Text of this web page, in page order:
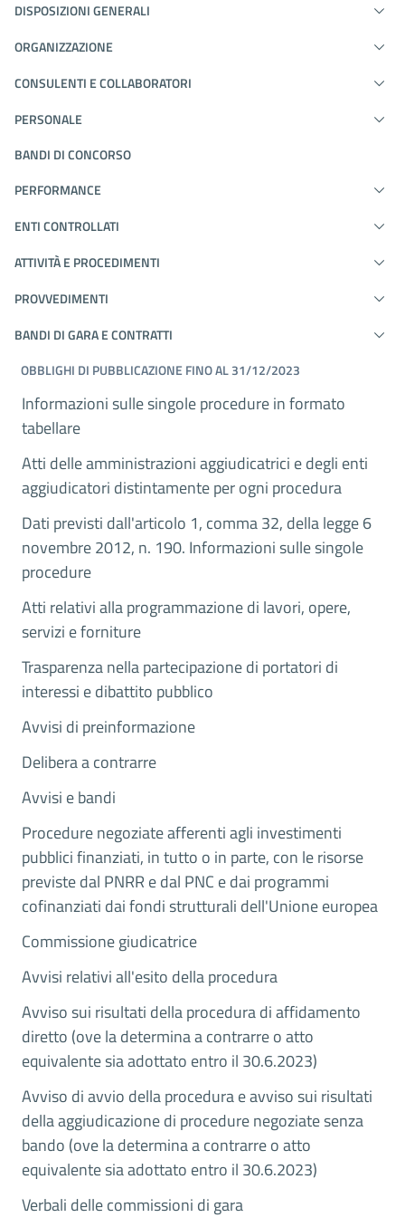
DISPOSIZIONI GENERALI
ORGANIZZAZIONE
CONSULENTI E COLLABORATORI
PERSONALE
BANDI DI CONCORSO
PERFORMANCE
ENTI CONTROLLATI
ATTIVITÀ E PROCEDIMENTI
PROVVEDIMENTI
BANDI DI GARA E CONTRATTI
OBBLIGHI DI PUBBLICAZIONE FINO AL 31/12/2023
Informazioni sulle singole procedure in formato
tabellare
Atti delle amministrazioni aggiudicatrici e degli enti
aggiudicatori distintamente per ogni procedura
Dati previsti dall'articolo 1, comma 32, della legge 6
novembre 2012, n. 190. Informazioni sulle singole
procedure
Atti relativi alla programmazione di lavori, opere,
servizi e forniture
Trasparenza nella partecipazione di portatori di
interessi e dibattito pubblico
Avvisi di preinformazione
Delibera a contrarre
Avvisi e bandi
Procedure negoziate afferenti agli investimenti
pubblici finanziati, in tutto o in parte, con le risorse
previste dal PNRR e dal PNC e dai programmi
cofinanziati dai fondi strutturali dell'Unione europea
Commissione giudicatrice
Avvisi relativi all'esito della procedura
Avviso sui risultati della procedura di affidamento
diretto (ove la determina a contrarre o atto
equivalente sia adottato entro il 30.6.2023)
Avviso di avvio della procedura e avviso sui risultati
della aggiudicazione di procedure negoziate senza
bando (ove la determina a contrarre o atto
equivalente sia adottato entro il 30.6.2023)
Verbali delle commissioni di gara